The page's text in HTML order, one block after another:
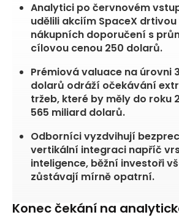
Analytici po červnovém
udělili akciím SpaceX
nákupních doporučení s
cílovou cenou 250 dolarů.
Prémiová valuace na úrovni
dolarů odráží očekávání
tržeb, které by měly do roku
565 miliard dolarů.
Odborníci vyzdvihují
vertikální integraci napříč
inteligence, běžní investoři
zůstávají mírně opatrní.
Konec čekání na